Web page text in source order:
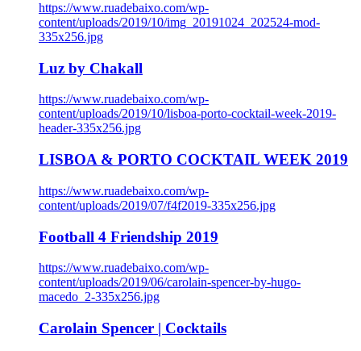
https://www.ruadebaixo.com/wp-
content/uploads/2019/10/img_20191024_202524-mod-
335x256.jpg
Luz by Chakall
https://www.ruadebaixo.com/wp-
content/uploads/2019/10/lisboa-porto-cocktail-week-2019-
header-335x256.jpg
LISBOA & PORTO COCKTAIL WEEK 2019
https://www.ruadebaixo.com/wp-
content/uploads/2019/07/f4f2019-335x256.jpg
Football 4 Friendship 2019
https://www.ruadebaixo.com/wp-
content/uploads/2019/06/carolain-spencer-by-hugo-
macedo_2-335x256.jpg
Carolain Spencer | Cocktails